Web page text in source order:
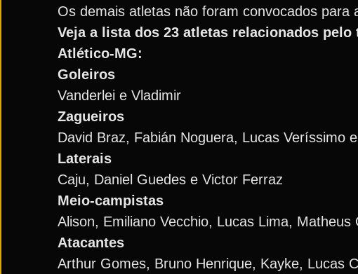
Os demais atletas não foram convocados
Veja a lista dos 23 atletas relacionados
Atlético-MG:
Goleiros
Vanderlei e Vladimir
Zagueiros
David Braz, Fabián Noguera, Lucas Veríssimo
Laterais
Caju, Daniel Guedes e Victor Ferraz
Meio-campistas
Alison, Emiliano Vecchio, Lucas Lima,
Atacantes
Arthur Gomes, Bruno Henrique, Kayke, Lucas